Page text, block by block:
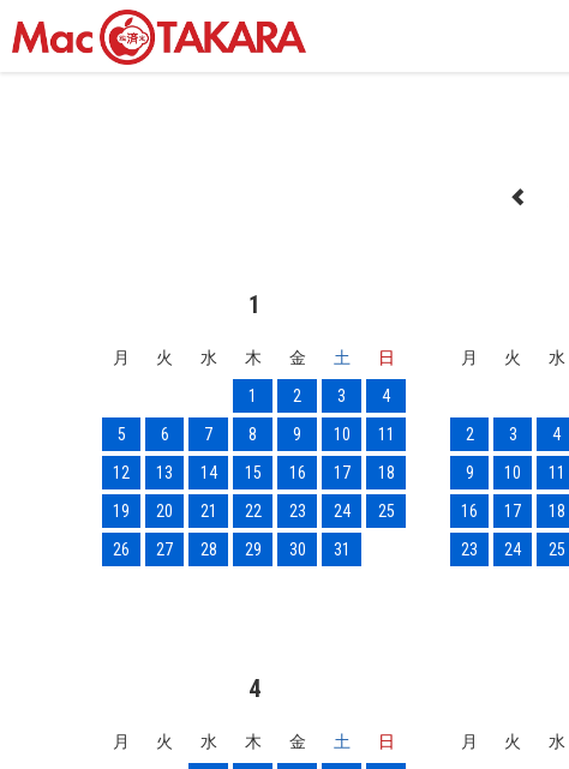
1
月 火 水 木 金 土
日
1
2 3
4
5
6 7 8 9 10
11
12
13 14 15 16 17
18
19
20 21 22 23 24
25
26
27 28 29 30 31
月 火 水
2
3 4
9
10 11
16
17 18
23
24 25
4
月 火 水 木 金 土
日
月 火 水